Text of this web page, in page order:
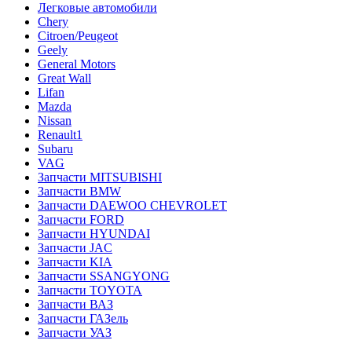
Легковые автомобили
Chery
Citroen/Peugeot
Geely
General Motors
Great Wall
Lifan
Mazda
Nissan
Renault1
Subaru
VAG
Запчасти MITSUBISHI
Запчасти BMW
Запчасти DAEWOO CHEVROLET
Запчасти FORD
Запчасти HYUNDAI
Запчасти JAC
Запчасти KIA
Запчасти SSANGYONG
Запчасти TOYOTA
Запчасти ВАЗ
Запчасти ГАЗель
Запчасти УАЗ